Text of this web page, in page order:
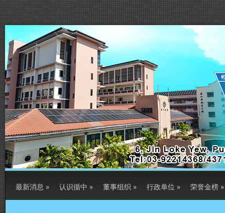
最新消息 » 认识循中 » 董事组织 » 行政单位 » 荣誉金榜 »